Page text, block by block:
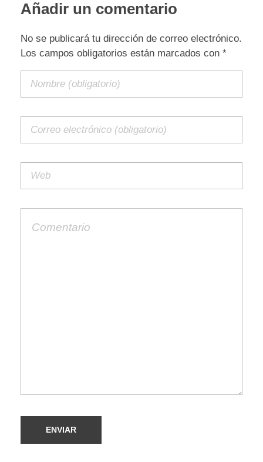
Añadir un comentario
No se publicará tu dirección de correo electrónico.
Los campos obligatorios están marcados con *